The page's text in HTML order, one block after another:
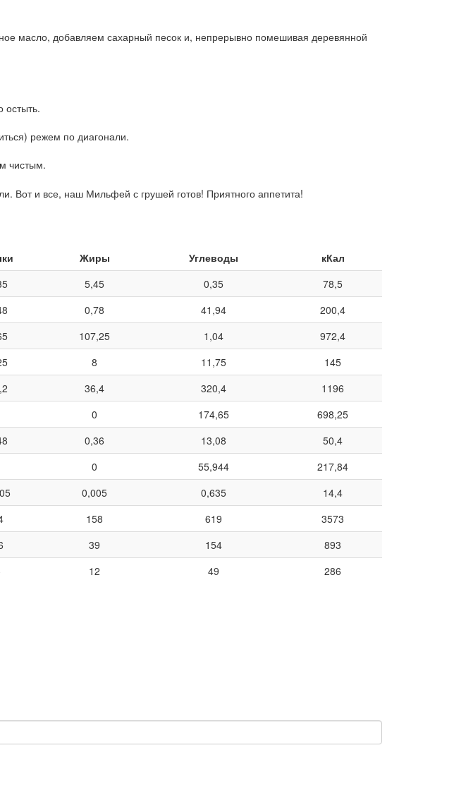
масло, добавляем сахарный песок и, непрерывно помешивая деревянной
остыть.
режем по диагонали.
чистым.
Вот и все, наш Мильфей с грушей готов! Приятного аппетита!
Жиры Углеводы
кКал
5,45 0,35
78,5
0,78 41,94
200,4
107,25 1,04
972,4
8 11,75
145
36,4 320,4
1196
0 174,65
698,25
0,36 13,08
50,4
0 55,944
217,84
0,005 0,635
14,4
158 619
3573
39 154
893
12 49 286